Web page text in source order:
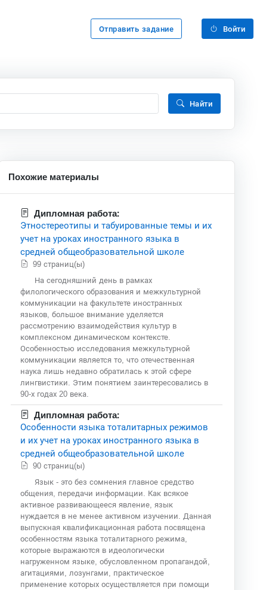
Отправить задание Войти
Найти
Похожие материалы
Дипломная работа:
Этностереотипы и табуированные темы и их
учет на уроках иностранного языка в
средней общеобразовательной школе
99 страниц(ы)
На сегодняшний день в рамках
филологического образования и межкультурной
коммуникации на факультете иностранных
языков, большое внимание уделяется
рассмотрению взаимодействия культур в
комплексном динамическом контексте.
Особенностью исследования межкультурной
коммуникации является то, что отечественная
наука лишь недавно обратилась к этой сфере
лингвистики. Этим понятием заинтересовались в
90-х годах 20 века.
Дипломная работа:
Особенности языка тоталитарных режимов
и их учет на уроках иностранного языка в
средней общеобразовательной школе
90 страниц(ы)
Язык - это без сомнения главное средство
общения, передачи информации. Как всякое
активное развивающееся явление, язык
нуждается в не менее активном изучении. Данная
выпускная квалификационная работа посвящена
особенностям языка тоталитарного режима,
которые выражаются в идеологически
нагруженном языке, обусловленном пропагандой,
агитациями, лозунгами, практическое
применение которых осуществляется при помощи